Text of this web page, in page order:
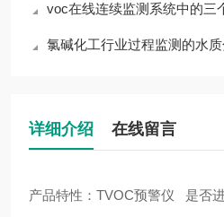
voc在线连续监测系统中的三
氯碱化工行业过程监测的水
详细介绍 在线留言
产品特性：TVOC预警仪 是否